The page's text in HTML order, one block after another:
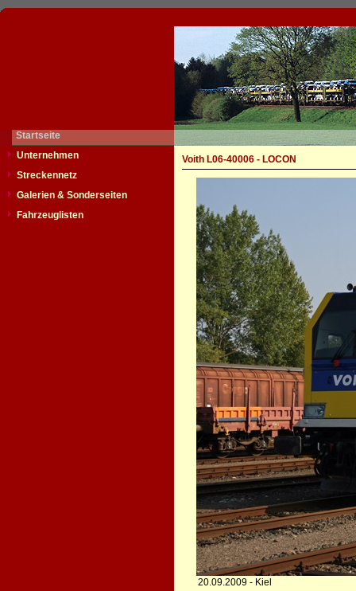
Startseite
Unternehmen
Streckennetz
Galerien & Sonderseiten
Fahrzeuglisten
Voith L06-40006 - LOCON
20.09.2009 - Kiel